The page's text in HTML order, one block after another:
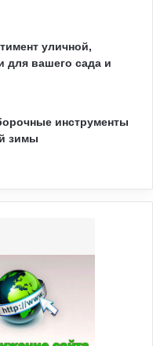
уличной,
для вашего сада и
инструменты
зимы